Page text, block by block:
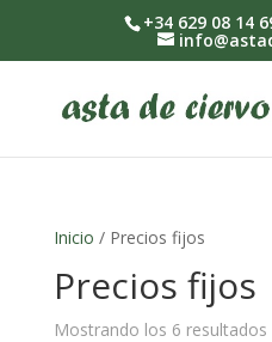
+34 629 08 14
Inicio / Precios fijos
Precios fijos
Mostrando los 6 resultados